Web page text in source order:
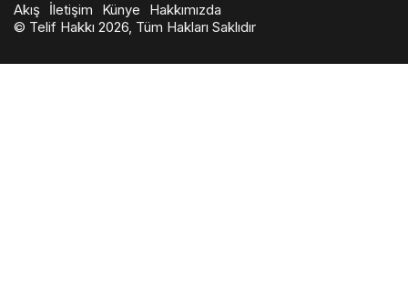
Akış İletişim Künye
Hakkımızda
© Telif Hakkı 2026, Tüm Hakları Saklıdır